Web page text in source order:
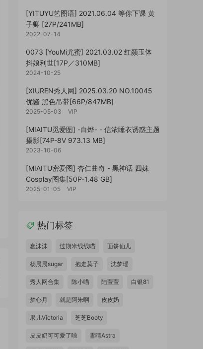
[YITUYU艺图语] 2021.06.04 等你下课 黄
子卿 [27P/241MB]
2022-07-14
0073 [YouMi尤蜜] 2021.03.02 红颜玉体
抖娘利世[17P／310MB]
2024-10-25
[XIUREN秀人网] 2025.03.20 NO.10045
优酱 黑色吊带[66P/847MB]
2025-05-03 VIP
[MIAITU觅爱图] -白烨- - 信浓睡衣诱惑主题
摄影[74P-8V 973.13 MB]
2023-10-06
[MIAITU密爱图] 杏仁曲奇 - 黑神话 四妹
Cosplay图集[50P-1.48 GB]
2025-01-05 VIP
热门标签
蠢沫沫 过期米线线喵 面饼仙儿
杨晨晨sugar 抱走莫子 沈梦瑶
秀人网合集 陈小喵 陆萱萱 白银81
梦心月 就是阿朱啊 皮皮奶
果儿Victoria 芝芝Booty
皮皮奶可可爱了啦 雪晴Astra